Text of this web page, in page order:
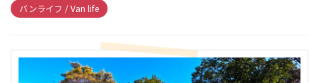
バンライフ / Van life